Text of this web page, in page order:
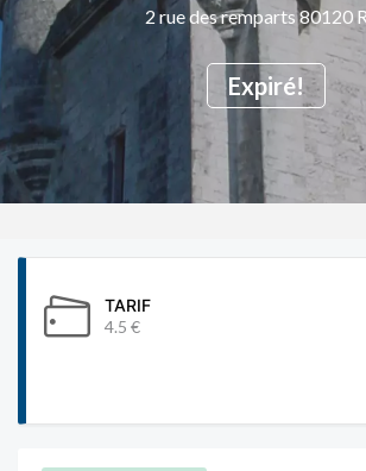
Expiré!
2 rue des remparts 80120
TARIF
4.5 €